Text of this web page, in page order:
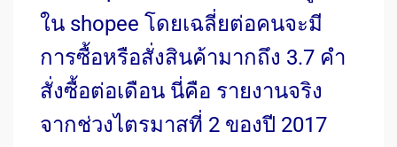
ใน shopee โดยเฉลี่ยต่อคนจะมี
การซื้อหรือสั่งสินค้ามากถึง 3.7 คำ
สั่งซื้อต่อเดือน นี่คือ รายงานจริง
จากช่วงไตรมาสที่ 2 ของปี 2017